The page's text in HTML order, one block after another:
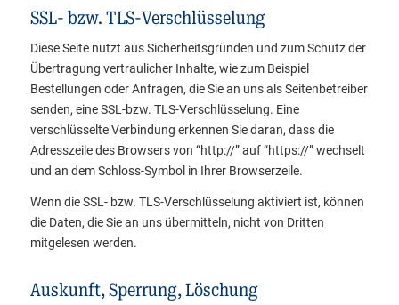
SSL- bzw. TLS-Verschlüsselung
Diese Seite nutzt aus Sicherheitsgründen und zum Schutz der
Übertragung vertraulicher Inhalte, wie zum Beispiel
Bestellungen oder Anfragen, die Sie an uns als Seitenbetreiber
senden, eine SSL-bzw. TLS-Verschlüsselung. Eine
verschlüsselte Verbindung erkennen Sie daran, dass die
Adresszeile des Browsers von “http://” auf “https://” wechselt
und an dem Schloss-Symbol in Ihrer Browserzeile.
Wenn die SSL- bzw. TLS-Verschlüsselung aktiviert ist, können
die Daten, die Sie an uns übermitteln, nicht von Dritten
mitgelesen werden.
Auskunft, Sperrung, Löschung